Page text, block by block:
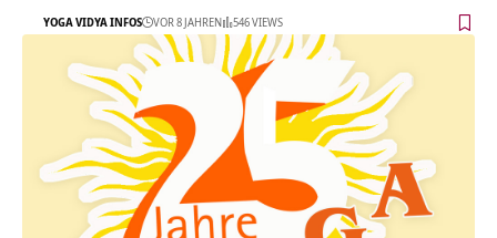
YOGA VIDYA INFOS VOR 8 JAHREN 546 VIEWS